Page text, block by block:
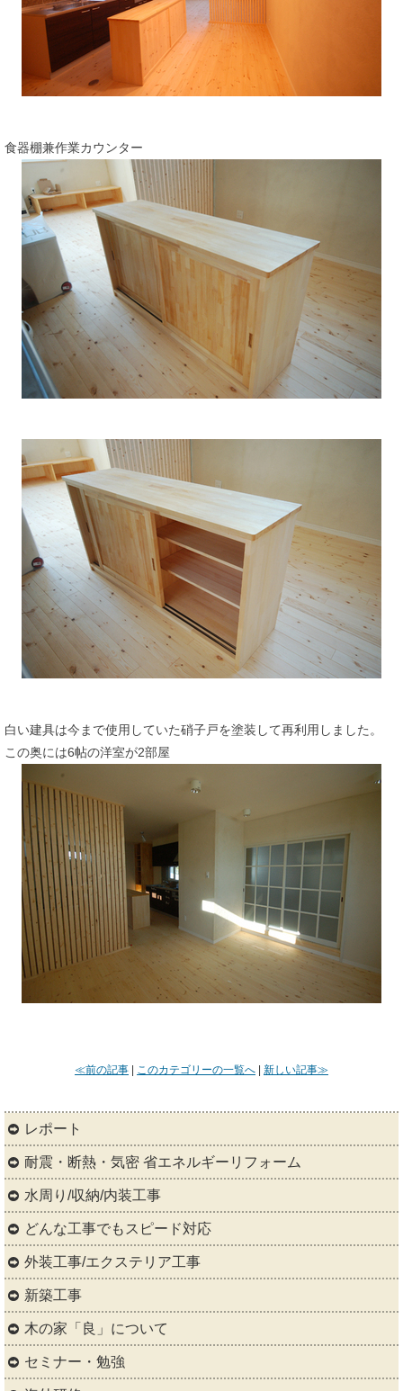
食器棚兼作業カウンター
白い建具は今まで使用していた硝子戸を塗装して再利用しました。
この奥には6帖の洋室が2部屋
≪前の記事 このカテゴリーの一覧へ 新しい記事≫
レポート
耐震・断熱・気密 省エネルギーリフォーム
水周り/収納/内装工事
どんな工事でもスピード対応
外装工事/エクステリア工事
新築工事
木の家「良」について
セミナー・勉強